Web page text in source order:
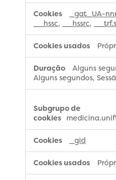
_gat_UA-
__hssc,__hssrc,
Alguns
Alguns segundos,
_gid